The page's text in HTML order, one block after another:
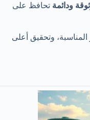
ودائمة تحافظ على
المناسبة، وتحقيق أعلى